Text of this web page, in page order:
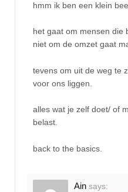
hmm ik ben een klein
het gaat om mensen die
niet om de omzet gaat
tevens om uit de weg te
voor ons liggen.
alles wat je zelf doet/ of
belast.
back to the basics.
Ain says: